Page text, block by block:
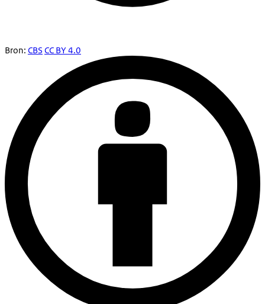
Bron: CBS CC BY 4.0